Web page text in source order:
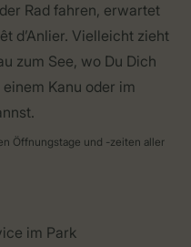
Rad fahren, erwartet
d’Anlier. Vielleicht zieht
zum See, wo Du Dich
Kanu oder im
Öffnungstage und -zeiten aller
im Park